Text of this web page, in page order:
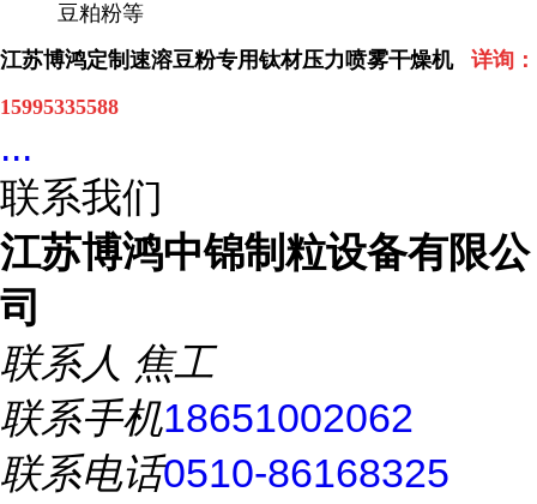
豆粕粉等
江苏博鸿定制速溶豆粉专用钛材压力喷雾干燥机
详询：
15995335588
...
联系我们
江苏博鸿中锦制粒设备有限公
司
联系人 焦工
联系手机18651002062
联系电话0510-86168325